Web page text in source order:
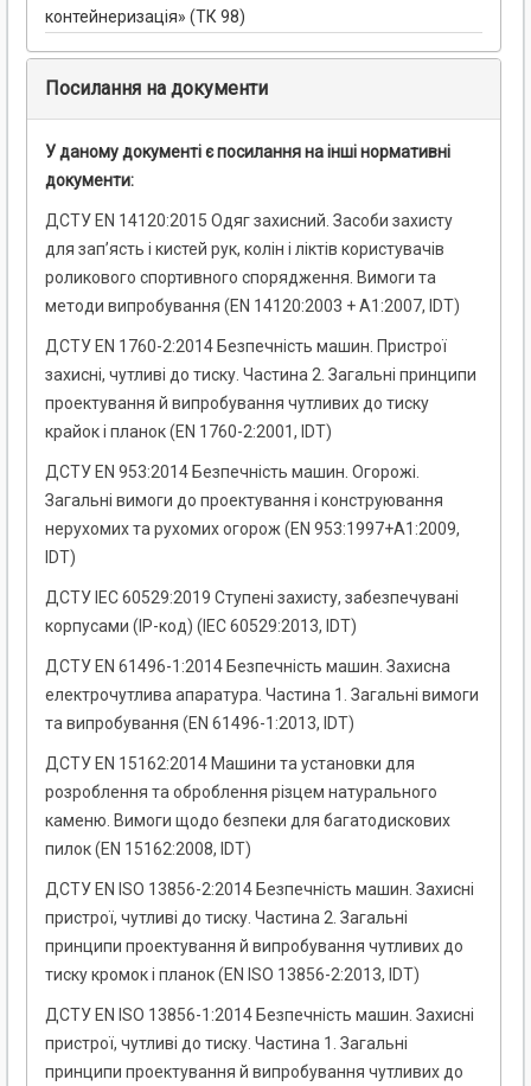
контейнеризація» (ТК 98)
Посилання на документи
У даному документі є посилання на інші нормативні
документи:
ДСТУ EN 14120:2015 Одяг захисний. Засоби захисту
для зап’ясть і кистей рук, колін і ліктів користувачів
роликового спортивного спорядження. Вимоги та
методи випробування (EN 14120:2003 + А1:2007, IDT)
ДСТУ EN 1760-2:2014 Безпечність машин. Пристрої
захисні, чутливі до тиску. Частина 2. Загальні принципи
проектування й випробування чутливих до тиску
крайок і планок (EN 1760-2:2001, IDT)
ДСТУ EN 953:2014 Безпечність машин. Огорожі.
Загальні вимоги до проектування і конструювання
нерухомих та рухомих огорож (EN 953:1997+A1:2009,
IDT)
ДСТУ IEC 60529:2019 Ступені захисту, забезпечувані
корпусами (IP-код) (IEC 60529:2013, IDT)
ДСТУ EN 61496-1:2014 Безпечність машин. Захисна
електрочутлива апаратура. Частина 1. Загальні вимоги
та випробування (EN 61496-1:2013, IDT)
ДСТУ EN 15162:2014 Машини та установки для
розроблення та оброблення різцем натурального
каменю. Вимоги щодо безпеки для багатодискових
пилок (EN 15162:2008, IDT)
ДСТУ EN ISO 13856-2:2014 Безпечність машин. Захисні
пристрої, чутливі до тиску. Частина 2. Загальні
принципи проектування й випробування чутливих до
тиску кромок і планок (EN ISO 13856-2:2013, IDT)
ДСТУ EN ISO 13856-1:2014 Безпечність машин. Захисні
пристрої, чутливі до тиску. Частина 1. Загальні
принципи проектування й випробування чутливих до